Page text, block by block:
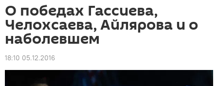
О победах Гассиева,
Челохсаева, Айлярова и о
наболевшем
18:10 05.12.2016